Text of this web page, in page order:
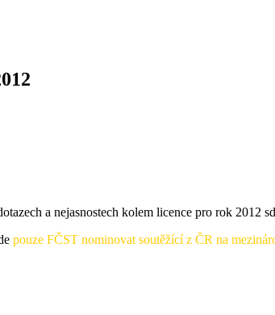
a nejasnostech kolem licence pro rok 2012
pouze FČST nominovat soutěžící z ČR na